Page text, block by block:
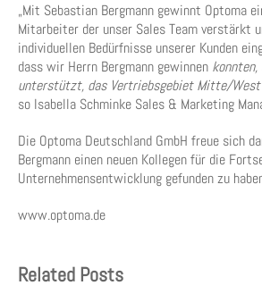
„Mit Sebastian Bergmann gewinnt Optoma
Mitarbeiter der unser Sales Team verstärkt
individuellen Bedürfnisse unserer Kunden
dass wir Herrn Bergmann gewinnen konnten,
unterstützt, das Vertriebsgebiet Mitte/West
so Isabella Schminke Sales & Marketing
Die Optoma Deutschland GmbH freue sich
Bergmann einen neuen Kollegen für die
Unternehmensentwicklung gefunden zu
www.optoma.de
Related Posts